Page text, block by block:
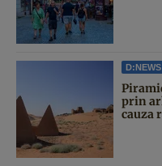
D:NEWS
prin
cauza